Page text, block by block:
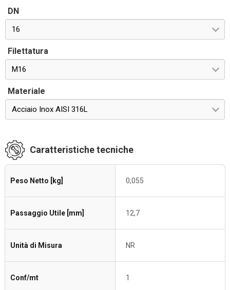
DN
16
Filettatura
M16
Materiale
Acciaio Inox AISI 316L
Caratteristiche tecniche
Peso Netto [kg] 0,055
Passaggio Utile [mm] 12,7
Unità di Misura NR
Conf/mt 1